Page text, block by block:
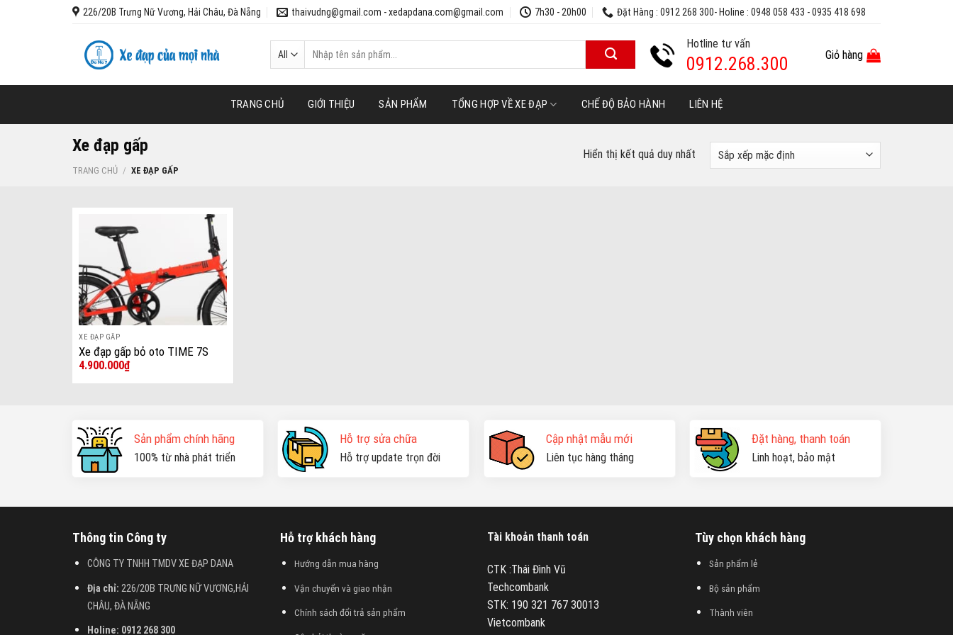
226/20B Trưng Nữ Vương, Hải Châu, Đà Nẵng thaivudng@gmail.com - xedapdana.com@gmail.com 7h30 - 20h00 Đặt Hàng : 0912 268 300- Holine : 0948 058 433 - 0935 418 698
Tìm
kiếm:
Hotline tư vấn
0912.268.300 Giỏ hàng
TRANG CHỦ GIỚI THIỆU SẢN PHẨM TỔNG HỢP VỀ XE ĐẠP CHẾ ĐỘ BẢO HÀNH LIÊN HỆ
Xe đạp gấp
TRANG CHỦ / XE ĐẠP GẤP
Hiển thị kết quả duy nhất
Add to wishlist
+
XE ĐẠP GẤP
Xe đạp gấp bỏ oto TIME 7S
sườn nhôm
4.900.000₫
Sản phẩm chính hãng
100% từ nhà phát triển
Hỗ trợ sửa chữa
Hỗ trợ update trọn đời
Cập nhật mẫu mới
Liên tục hàng tháng
Đặt hàng, thanh toán
Linh hoạt, bảo mật
Thông tin Công ty
CÔNG TY TNHH TMDV XE ĐẠP DANA
Địa chỉ: 226/20B TRƯNG NỮ VƯƠNG,HẢI
CHÂU, ĐÀ NẴNG
Holine: 0912 268 300
Hỗ trợ khách hàng
Hướng dẫn mua hàng
Vận chuyển và giao nhận
Chính sách đổi trả sản phẩm
Tài khoản thanh toán
CTK :Thái Đình Vũ
Techcombank
STK: 190 321 767 30013
Vietcombank
Tùy chọn khách hàng
Sản phẩm lẻ
Bộ sản phẩm
Thành viên